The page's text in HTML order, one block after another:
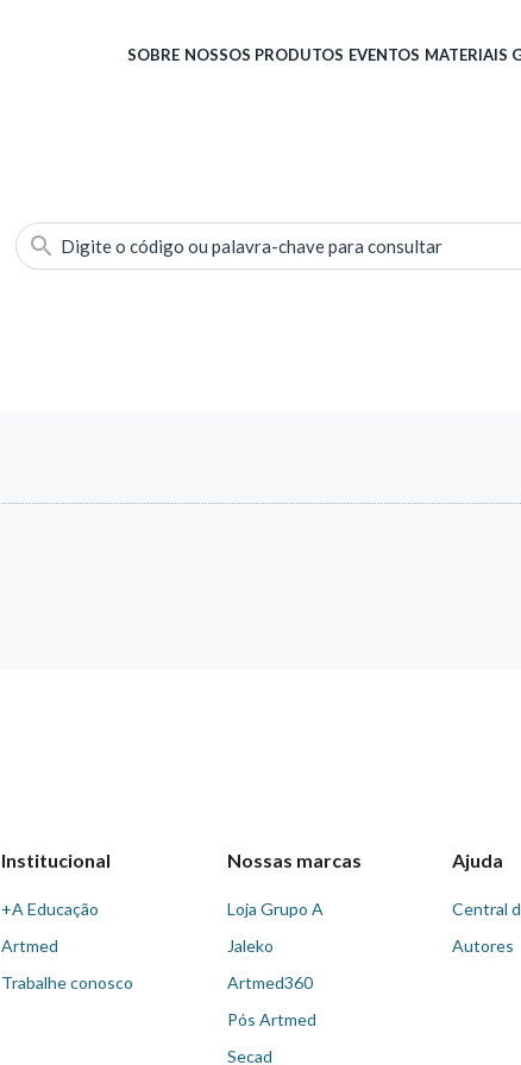
SOBRE NOSSOS PRODUTOS EVENTOS MATERIAIS
Digite o código ou palavra-chave para consultar
Institucional
+A Educação
Artmed
Trabalhe conosco
Nossas marcas
Loja Grupo A
Jaleko
Artmed360
Pós Artmed
Secad
Ajuda
Central
Autores